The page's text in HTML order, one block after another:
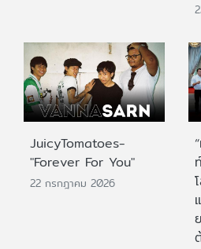
JuicyTomatoes-
"Forever For You"
22 กรกฎาคม 2026